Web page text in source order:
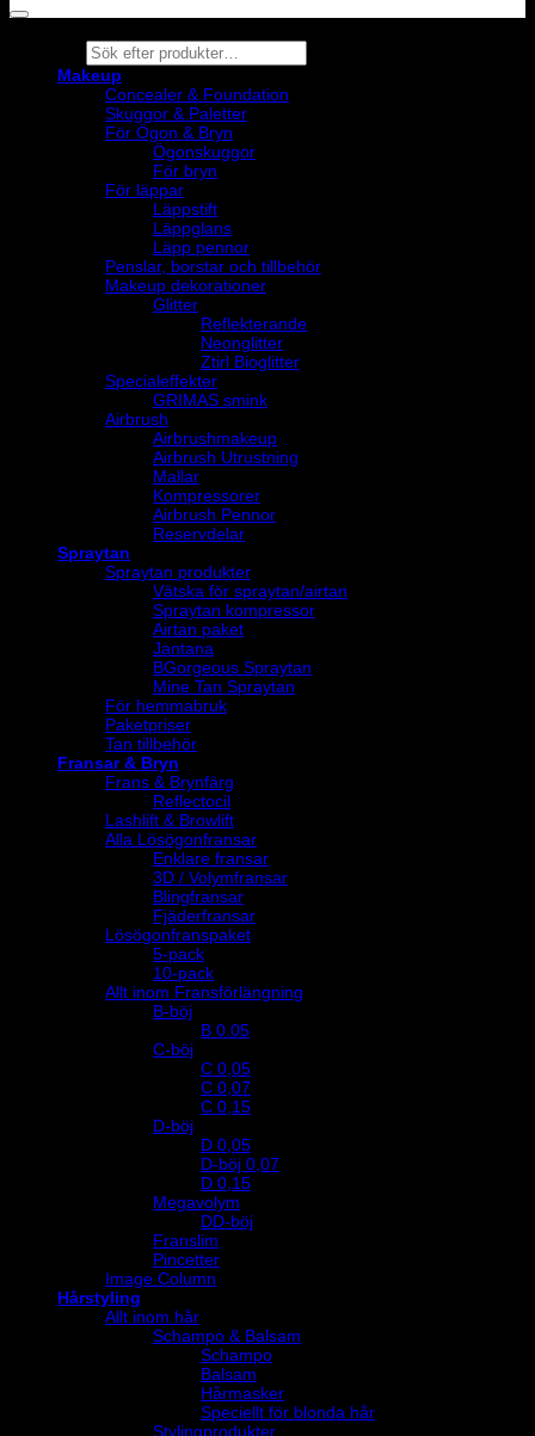
Products
search
Makeup
Concealer & Foundation
Skuggor & Paletter
För Ögon & Bryn
Ögonskuggor
För bryn
För läppar
Läppstift
Läppglans
Läpp pennor
Penslar, borstar och tillbehör
Makeup dekorationer
Glitter
Reflekterande
Neonglitter
Ztirl Bioglitter
Specialeffekter
GRIMAS smink
Airbrush
Airbrushmakeup
Airbrush Utrustning
Mallar
Kompressorer
Airbrush Pennor
Reservdelar
Spraytan
Spraytan produkter
Vätska för spraytan/airtan
Spraytan kompressor
Airtan paket
Jantana
BGorgeous Spraytan
Mine Tan Spraytan
För hemmabruk
Paketpriser
Tan tillbehör
Fransar & Bryn
Frans & Brynfärg
Reflectocil
Lashlift & Browlift
Alla Lösögonfransar
Enklare fransar
3D / Volymfransar
Blingfransar
Fjäderfransar
Lösögonfranspaket
5-pack
10-pack
Allt inom Fransförlängning
B-böj
B 0.05
C-böj
C 0,05
C 0,07
C 0,15
D-böj
D 0,05
D-böj 0,07
D 0,15
Megavolym
DD-böj
Franslim
Pincetter
Image Column
Hårstyling
Allt inom hår
Schampo & Balsam
Schampo
Balsam
Hårmasker
Speciellt för blonda hår
Stylingprodukter